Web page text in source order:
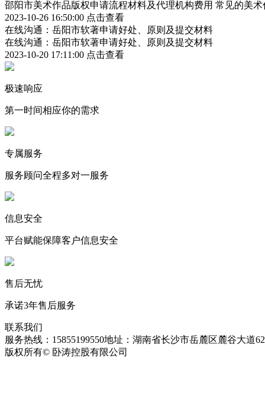
邵阳市美术作品版权申请流程材料及代理机构费用 常见的美
2023-10-26 16:50:00 点击查看
在线沟通：岳阳市软著申请好处、原则及提交材料
在线沟通：岳阳市软著申请好处、原则及提交材料
2023-10-20 17:11:00 点击查看
极速响应
第一时间相应你的需求
专属服务
服务顾问全程多对一服务
信息安全
平台赋能保障客户信息安全
售后无忧
承诺3年售后服务
联系我们
服务热线：15855199550地址：湖南省长沙市岳麓区麓谷大道
版权所有© 卧涛控股有限公司